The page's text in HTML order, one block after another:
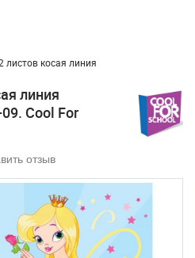
листов косая линия
линия
Cool For
отзыв